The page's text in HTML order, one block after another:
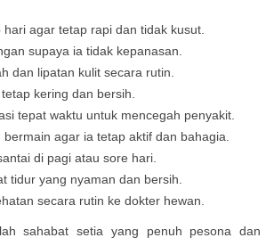
agar tetap rapi dan tidak kusut.
supaya ia tidak kepanasan.
dan lipatan kulit secara rutin.
kering dan bersih.
tepat waktu untuk mencegah penyakit.
agar ia tetap aktif dan bahagia.
di pagi atau sore hari.
tidur yang nyaman dan bersih.
secara rutin ke dokter hewan.
sahabat setia yang penuh pesona dan